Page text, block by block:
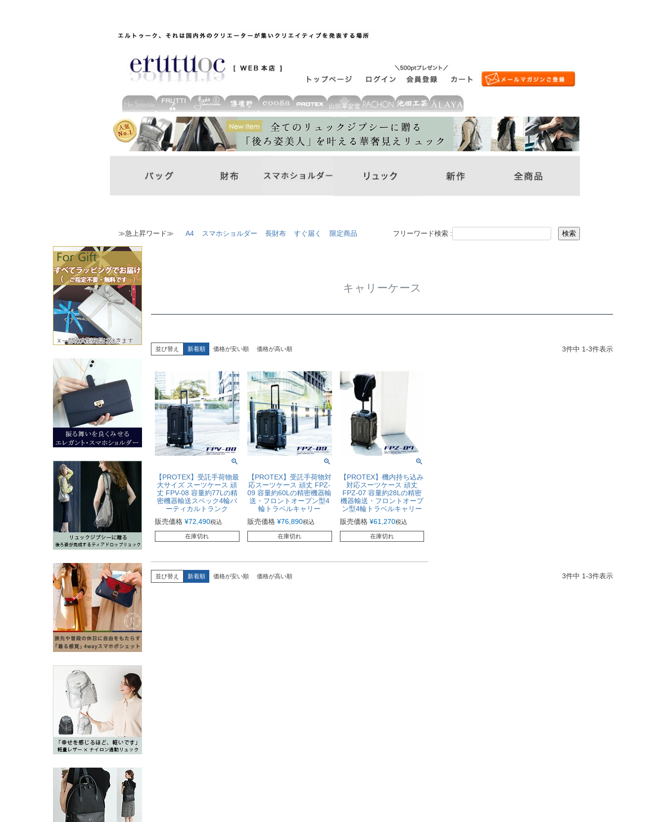
≫急上昇ワード≫ A4 スマホショルダー 長財布 すぐ届く 限定商品 フリーワード検索 : 検索
キャリーケース
並び替え 新着順 価格が安い順 価格が高い順 3件中 1-3件表示
【PROTEX】受託手荷物最
大サイズ スーツケース 頑
丈 FPV-08 容量約77Lの精
密機器輸送スペック4輪バ
ーティカルトランク
販売価格 ¥72,490税込
在庫切れ
【PROTEX】受託手荷物対
応スーツケース 頑丈 FPZ-
09 容量約60Lの精密機器輸
送・フロントオープン型4
輪トラベルキャリー
販売価格 ¥76,890税込
在庫切れ
【PROTEX】機内持ち込み
対応スーツケース 頑丈
FPZ-07 容量約28Lの精密
機器輸送・フロントオープ
ン型4輪トラベルキャリー
販売価格 ¥61,270税込
在庫切れ
並び替え 新着順 価格が安い順 価格が高い順 3件中 1-3件表示